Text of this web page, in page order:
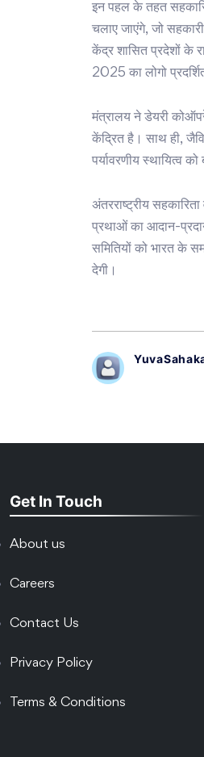
इन पहल के तहत
चलाए जाएंगे, जो
केंद्र शासित प्रदेशों के
2025 का लोगो
मंत्रालय ने डेयरी
केंद्रित है। साथ ही,
पर्यावरणीय स्थायित्व
अंतरराष्ट्रीय
प्रथाओं का आदान-
समितियों को भारत के
देगी।
Get In Touch
About us
Careers
Contact Us
Privacy Policy
Terms & Conditions